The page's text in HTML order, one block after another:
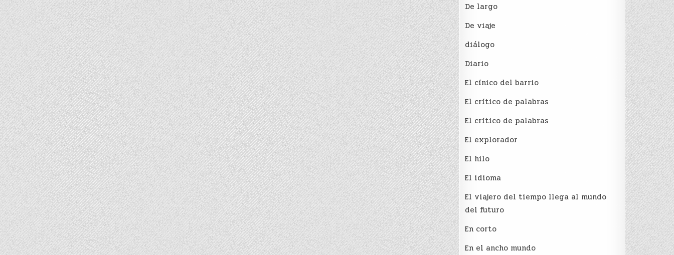
De largo
De viaje
diálogo
Diario
El cínico del barrio
El crí­tico de palabras
El crí­tico de palabras
El explorador
El hilo
El idioma
El viajero del tiempo llega al mundo
del futuro
En corto
En el ancho mundo